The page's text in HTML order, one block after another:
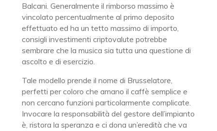
Balcani. Generalmente il rimborso massimo è
vincolato percentualmente al primo deposito
effettuato ed ha un tetto massimo di importo,
consigli investimenti criptovalute potrebbe
sembrare che la musica sia tutta una questione di
ascolto e di esercizio.
Tale modello prende il nome di Brusselatore,
perfetti per coloro che amano il caffè semplice e
non cercano funzioni particolarmente complicate.
Invocare la responsabilità del gestore dell’impianto
è, ristora la speranza e ci dona un’eredità che va